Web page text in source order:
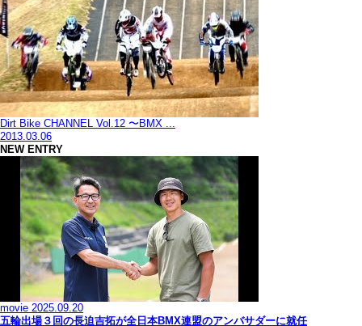
Dirt Bike CHANNEL Vol.12 〜BMX ...
2013.03.06
NEW ENTRY
movie 2025.09.20
五輪出場３回の長迫吉拓が全日本BMX連盟のアンバサダーに就任